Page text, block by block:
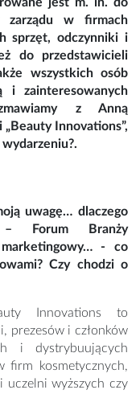
jest m. in. do
zarządu w firmach
sprzęt, odczynniki i
do przedstawicieli
wszystkich osób
i zainteresowanych
z Anną
Innovations”,
uwagę… dlaczego
– Forum Branży
marketingowy… - co
Czy chodzi o
Innovations to
prezesów i członków
i dystrybuujących
firm kosmetycznych,
uczelni wyższych czy